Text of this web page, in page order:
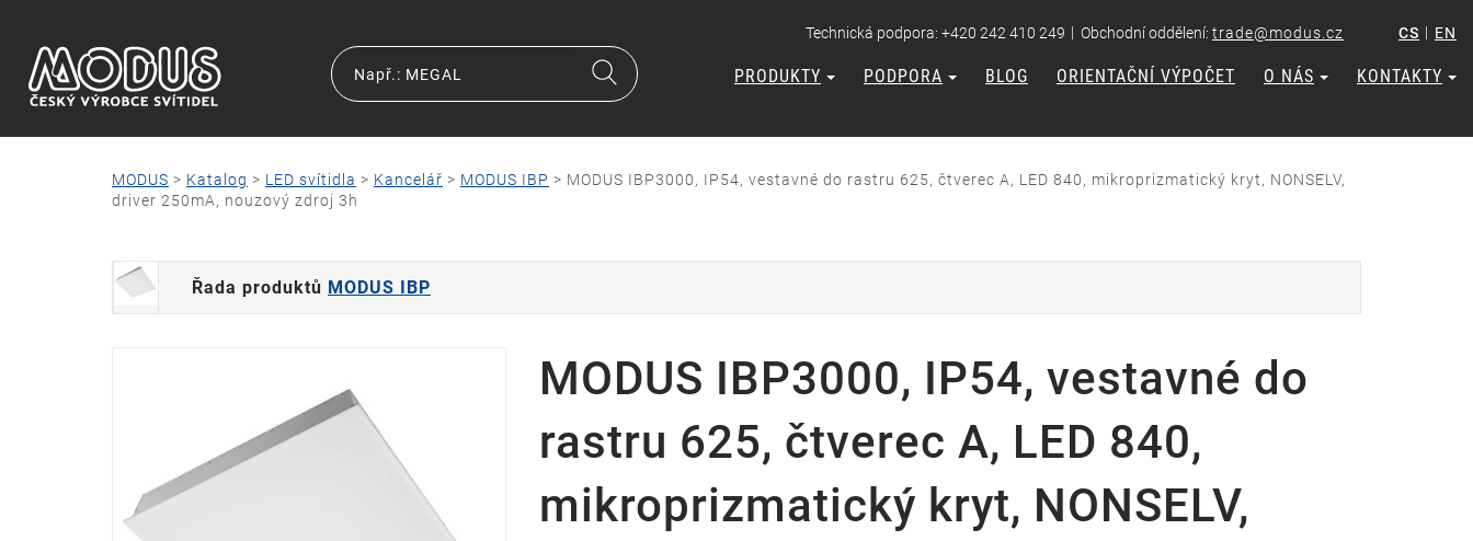
Technická podpora: +420 242 410 249 | Obchodní oddělení: trade@modus.cz CS | EN
PRODUKTY PODPORA BLOG ORIENTAČNÍ VÝPOČET O NÁS KONTAKTY
MODUS > Katalog > LED svítidla > Kancelář > MODUS IBP > MODUS IBP3000, IP54, vestavné do rastru 625, čtverec A, LED 840, mikroprizmatický kryt, NONSELV,
driver 250mA, nouzový zdroj 3h
Řada produktů MODUS IBP
MODUS IBP3000, IP54, vestavné do
rastru 625, čtverec A, LED 840,
mikroprizmatický kryt, NONSELV,